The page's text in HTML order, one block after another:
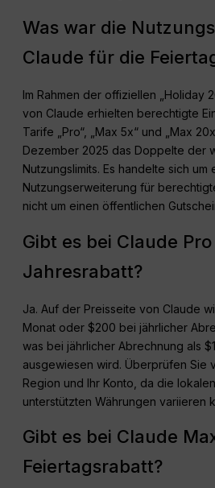
Was war die
Claude für die
Im Rahmen der offiziellen „Holiday
von Claude erhielten berechtigte
Tarife „Pro“, „Max 5x“ und „Max
Dezember 2025 das Doppelte der
Nutzungslimits. Es handelte sich
Nutzungserweiterung für
nicht um einen öffentlichen
Gibt es bei Claude
Jahresrabatt?
Ja. Auf der Preisseite von Claude
Monat oder $200 bei jährlicher
was bei jährlicher Abrechnung als
ausgewiesen wird. Überprüfen Sie
Region und Ihr Konto, da die
unterstützten Währungen variieren
Gibt es bei Claude
Feiertagsrabatt?